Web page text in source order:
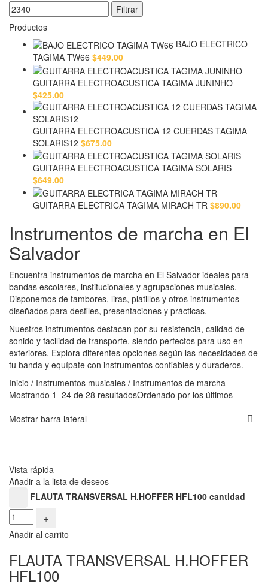
Filtrar
Productos
BAJO ELECTRICO
TAGIMA TW66 $449.00
GUITARRA ELECTROACUSTICA TAGIMA JUNINHO
$425.00
GUITARRA ELECTROACUSTICA 12 CUERDAS TAGIMA
SOLARIS12 $675.00
GUITARRA ELECTROACUSTICA TAGIMA SOLARIS
$649.00
GUITARRA ELECTRICA TAGIMA MIRACH TR $890.00
Instrumentos de marcha en El
Salvador
Encuentra instrumentos de marcha en El Salvador ideales para
bandas escolares, institucionales y agrupaciones musicales.
Disponemos de tambores, liras, platillos y otros instrumentos
diseñados para desfiles, presentaciones y prácticas.
Nuestros instrumentos destacan por su resistencia, calidad de
sonido y facilidad de transporte, siendo perfectos para uso en
exteriores. Explora diferentes opciones según las necesidades de
tu banda y equípate con instrumentos confiables y duraderos.
Inicio / Instrumentos musicales / Instrumentos de marcha
Mostrando 1–24 de 28 resultadosOrdenado por los últimos
Mostrar barra lateral
Vista rápida
Añadir a la lista de deseos
-
FLAUTA TRANSVERSAL H.HOFFER HFL100 cantidad
+
Añadir al carrito
FLAUTA TRANSVERSAL H.HOFFER
HFL100